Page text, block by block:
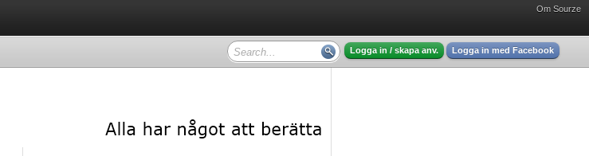
Om Sourze
Logga in / skapa anv. Logga in med Facebook